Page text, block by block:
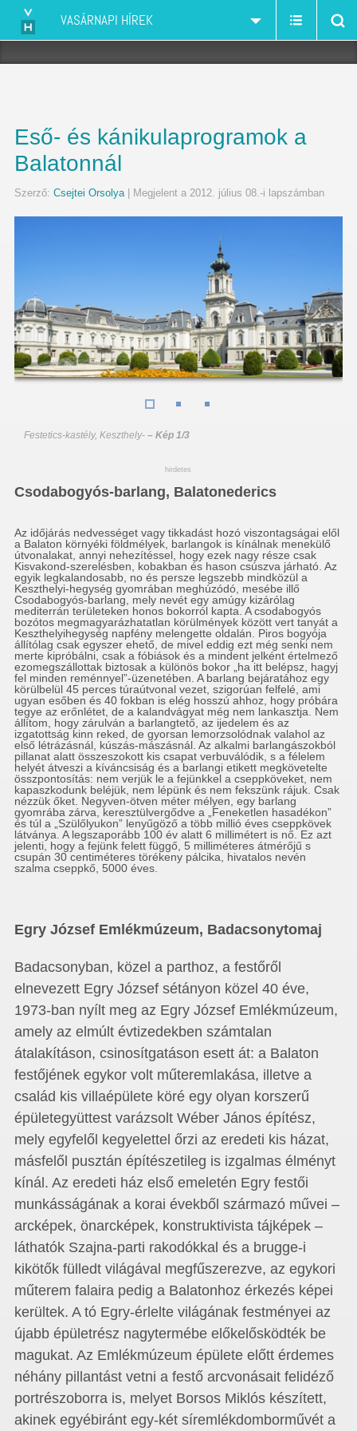
VASÁRNAPI HÍREK
Eső- és kánikulaprogramok a
Balatonnál
Szerző: Csejtei Orsolya| Megjelent a 2012. július 08.-i lapszámban
Festetics-kastély, Keszthely-– Kép 1/3
hirdetes
Csodabogyós-barlang, Balatonederics
Az időjárás nedvességet vagy tikkadást hozó viszontagságai elől
a Balaton környéki földmélyek, barlangok is kínálnak menekülő
útvonalakat, annyi nehezítéssel, hogy ezek nagy része csak
Kisvakond-szerelésben, kobakban és hason csúszva járható. Az
egyik legkalandosabb, no és persze legszebb mindközül a
Keszthelyi-hegység gyomrában meghúzódó, mesébe illő
Csodabogyós-barlang, mely nevét egy amúgy kizárólag
mediterrán területeken honos bokorról kapta. A csodabogyós
bozótos megmagyarázhatatlan körülmények között vert tanyát a
Keszthelyihegység napfény melengette oldalán. Piros bogyója
állítólag csak egyszer ehető, de mivel eddig ezt még senki nem
merte kipróbálni, csak a fóbiások és a mindent jelként értelmező
ezomegszállottak biztosak a különös bokor „ha itt belépsz, hagyj
fel minden reménnyel”-üzenetében. A barlang bejáratához egy
körülbelül 45 perces túraútvonal vezet, szigorúan felfelé, ami
ugyan esőben és 40 fokban is elég hosszú ahhoz, hogy próbára
tegye az erőnlétet, de a kalandvágyat még nem lankasztja. Nem
állítom, hogy zárulván a barlangtető, az ijedelem és az
izgatottság kinn reked, de gyorsan lemorzsolódnak valahol az
első létrázásnál, kúszás-mászásnál. Az alkalmi barlangászokból
pillanat alatt összeszokott kis csapat verbuválódik, s a félelem
helyét átveszi a kíváncsiság és a barlangi etikett megkövetelte
összpontosítás: nem verjük le a fejünkkel a cseppköveket, nem
kapaszkodunk beléjük, nem lépünk és nem fekszünk rájuk. Csak
nézzük őket. Negyven-ötven méter mélyen, egy barlang
gyomrába zárva, keresztülvergődve a „Feneketlen hasadékon”
és túl a „Szülőlyukon” lenyűgöző a több millió éves cseppkövek
látványa. A legszaporább 100 év alatt 6 millimétert is nő. Ez azt
jelenti, hogy a fejünk felett függő, 5 milliméteres átmérőjű s
csupán 30 centiméteres törékeny pálcika, hivatalos nevén
szalma cseppkő, 5000 éves.
Egry József Emlékmúzeum, Badacsonytomaj
Badacsonyban, közel a parthoz, a festőről
elnevezett Egry József sétányon közel 40 éve,
1973-ban nyílt meg az Egry József Emlékmúzeum,
amely az elmúlt évtizedekben számtalan
átalakításon, csinosítgatáson esett át: a Balaton
festőjének egykor volt műteremlakása, illetve a
család kis villaépülete köré egy olyan korszerű
épületegyüttest varázsolt Wéber János építész,
mely egyfelől kegyelettel őrzi az eredeti kis házat,
másfelől pusztán építészetileg is izgalmas élményt
kínál. Az eredeti ház első emeletén Egry festői
munkásságának a korai évekből származó művei –
arcképek, önarcképek, konstruktivista tájképek –
láthatók Szajna-parti rakodókkal és a brugge-i
kikötők fülledt világával megfűszerezve, az egykori
műterem falaira pedig a Balatonhoz érkezés képei
kerültek. A tó Egry-érlelte világának festményei az
újabb épületrész nagytermébe előkelősködték be
magukat. Az Emlékmúzeum épülete előtt érdemes
néhány pillantást vetni a festő arcvonásait felidéző
portrészoborra is, melyet Borsos Miklós készített,
akinek egyébiránt egy-két síremlékdomborművét a